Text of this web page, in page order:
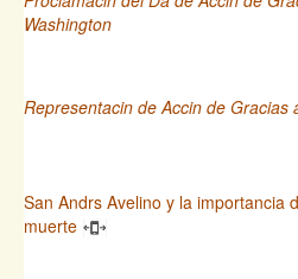
Washington
Representacin de Accin de Gracias
San Andrs Avelino y la importancia
muerte